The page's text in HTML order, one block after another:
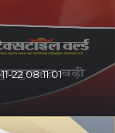
22 08:11:01